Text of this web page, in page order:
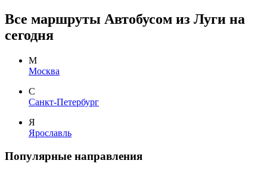
Все маршруты Автобусом из Луги на
сегодня
М
Москва
С
Санкт-Петербург
Я
Ярославль
Популярные направления